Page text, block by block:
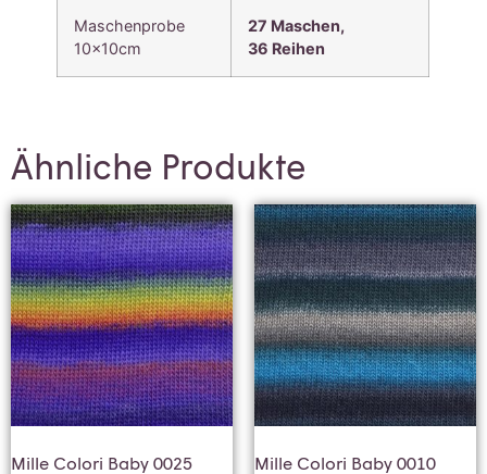
Maschenprobe
10x10cm
27 Maschen,
36 Reihen
Ähnliche Produkte
Mille Colori Baby 0025 Mille Colori Baby 0010